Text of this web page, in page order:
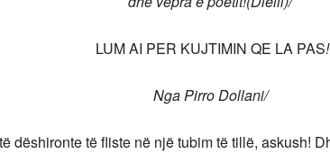
LUM AI PER KUJTIMIN QE LA PAS!
Nga Pirro Dollani/
dëshironte të fliste në një tubim të tillë, askush!